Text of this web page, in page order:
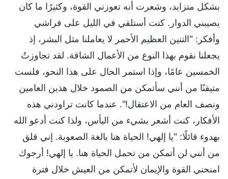
بشكل متزايد، وشعرت أنه تعوزني القوة، وكثيرًا ما كان
يصيبني الدوار. كنت أستلقي في الليل على فراشي
وأفكر: "التنين العظيم الأحمر لا يعاملنا مثل البشر، إذ
يجعلنا نقوم بهذا النوع من الأعمال الشاقة. لقد تجاوزتُ
الخمسين عامًا، وإذا استمر الحال على هذا النحو، فلست
متيقنًا من أنني سأتمكن من الصمود خلال هذين العامين
ونصف العام من الاعتقال!". عندما كانت تراودني هذه
الأفكار، كنت أشعر بشيء من اليأس، ولذا كنت أدعو الله
بهدوء قائلًا: "يا إلهي! الحياة هنا بالغة الصعوبة. إني قلق
من أنني لن أتمكن من تحمل الحياة هنا. يا إلهي! أرجوك
امنحني القوة والإيمان لأتمكن من العيش خلال فترة